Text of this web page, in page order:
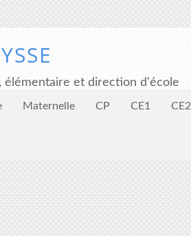
élémentaire et direction d'école
Maternelle CP CE1 CE2